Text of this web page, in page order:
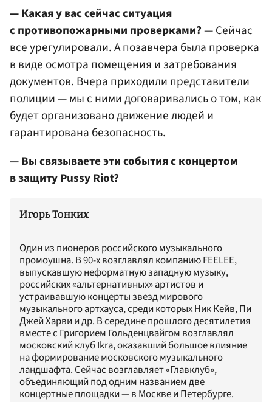
— Какая у вас сейчас ситуация
с противопожарными проверками?— Сейчас
все урегулировали. А позавчера была проверка
в виде осмотра помещения и затребования
документов. Вчера приходили представители
полиции — мы с ними договаривались о том, как
будет организовано движение людей и
гарантирована безопасность.
— Вы связываете эти события с концертом
в защиту Pussy Riot?
Игорь Тонких
Один из пионеров российского музыкального
промоушна. В 90-х возглавлял компанию FEELEE,
выпускавшую неформатную западную музыку,
российских «альтернативных» артистов и
устраивавшую концерты звезд мирового
музыкального артхауса, среди которых Ник Кейв, Пи
Джей Харви и др. В середине прошлого десятилетия
вместе с Григорием Гольденцвайгом возглавлял
московский клуб Ikra, оказавший большое влияние
на формирование московского музыкального
ландшафта. Сейчас возглавляет «Главклуб»,
объединяющий под одним названием две
концертные площадки — в Москве и Петербурге.